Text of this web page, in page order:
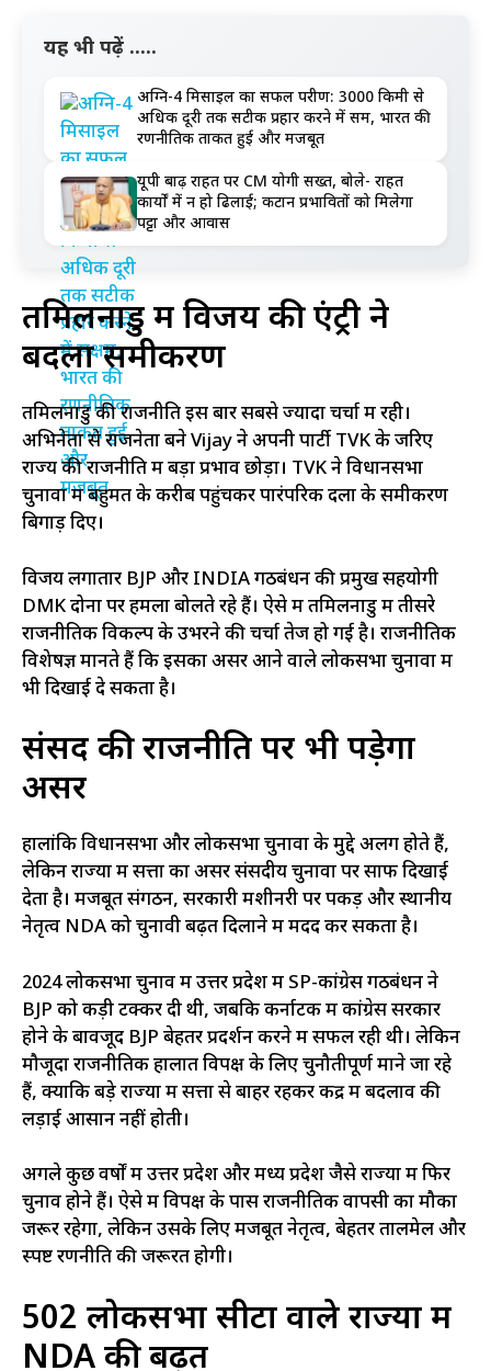
यह भी पढ़ें .....
अग्नि-4 मिसाइल का सफल परीक्षण: 3000 किमी से
अधिक दूरी तक सटीक प्रहार करने में सक्षम, भारत की
रणनीतिक ताकत हुई और मजबूत
यूपी बाढ़ राहत पर CM योगी सख्त, बोले- राहत
कार्यों में न हो ढिलाई; कटान प्रभावितों को मिलेगा
पट्टा और आवास
तमिलनाडु में विजय की एंट्री ने
बदला समीकरण
तमिलनाडु की राजनीति इस बार सबसे ज्यादा चर्चा में रही।
अभिनेता से राजनेता बने Vijay ने अपनी पार्टी TVK के जरिए
राज्य की राजनीति में बड़ा प्रभाव छोड़ा। TVK ने विधानसभा
चुनावों में बहुमत के करीब पहुंचकर पारंपरिक दलों के समीकरण
बिगाड़ दिए।
विजय लगातार BJP और INDIA गठबंधन की प्रमुख सहयोगी
DMK दोनों पर हमला बोलते रहे हैं। ऐसे में तमिलनाडु में तीसरे
राजनीतिक विकल्प के उभरने की चर्चा तेज हो गई है। राजनीतिक
विशेषज्ञ मानते हैं कि इसका असर आने वाले लोकसभा चुनावों में
भी दिखाई दे सकता है।
संसद की राजनीति पर भी पड़ेगा
असर
हालांकि विधानसभा और लोकसभा चुनावों के मुद्दे अलग होते हैं,
लेकिन राज्यों में सत्ता का असर संसदीय चुनावों पर साफ दिखाई
देता है। मजबूत संगठन, सरकारी मशीनरी पर पकड़ और स्थानीय
नेतृत्व NDA को चुनावी बढ़त दिलाने में मदद कर सकता है।
2024 लोकसभा चुनाव में उत्तर प्रदेश में SP-कांग्रेस गठबंधन ने
BJP को कड़ी टक्कर दी थी, जबकि कर्नाटक में कांग्रेस सरकार
होने के बावजूद BJP बेहतर प्रदर्शन करने में सफल रही थी। लेकिन
मौजूदा राजनीतिक हालात विपक्ष के लिए चुनौतीपूर्ण माने जा रहे
हैं, क्योंकि बड़े राज्यों में सत्ता से बाहर रहकर केंद्र में बदलाव की
लड़ाई आसान नहीं होती।
अगले कुछ वर्षों में उत्तर प्रदेश और मध्य प्रदेश जैसे राज्यों में फिर
चुनाव होने हैं। ऐसे में विपक्ष के पास राजनीतिक वापसी का मौका
जरूर रहेगा, लेकिन उसके लिए मजबूत नेतृत्व, बेहतर तालमेल और
स्पष्ट रणनीति की जरूरत होगी।
502 लोकसभा सीटों वाले राज्यों में
NDA की बढ़त